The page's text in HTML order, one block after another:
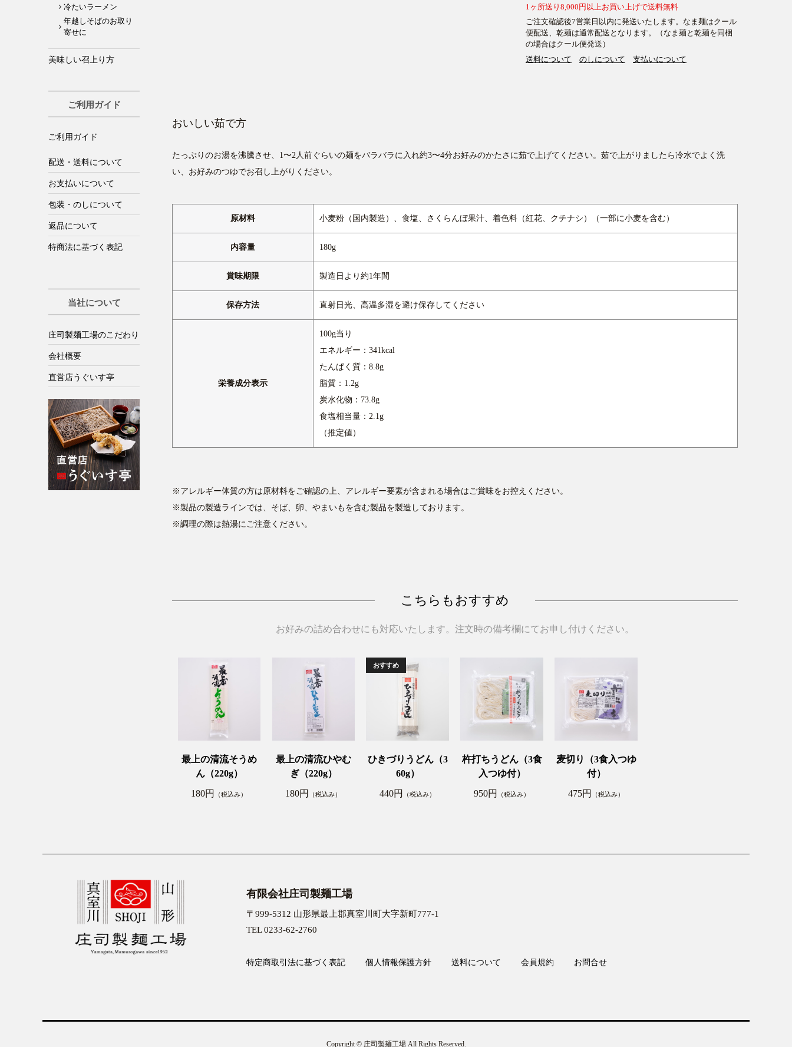
1ヶ所送り8,000円以上お買い上げで送料無料
ご注文確認後7営業日以内に発送いたします。なま麺はクール
便配送、乾麺は通常配送となります。（なま麺と乾麺を同梱
の場合はクール便発送）
送料について
のしについて 支払いについて
おいしい茹で方
たっぷりのお湯を沸騰させ、1〜2人前ぐらいの麺をバラバラに入れ約3〜4分お好みのかたさに茹で上げてください。茹で上がりましたら冷水でよく洗
い、お好みのつゆでお召し上がりください。
原材料 小麦粉（国内製造）、食塩、さくらんぼ果汁、着色料（紅花、クチナシ）（一部に小麦を含む）
内容量 180g
賞味期限 製造日より約1年間
保存方法 直射日光、高温多湿を避け保存してください
栄養成分表示
100g当り
エネルギー：341kcal
たんぱく質：8.8g
脂質：1.2g
炭水化物：73.8g
食塩相当量：2.1g
（推定値）
※アレルギー体質の方は原材料をご確認の上、アレルギー要素が含まれる場合はご賞味をお控えください。
※製品の製造ラインでは、そば、卵、やまいもを含む製品を製造しております。
※調理の際は熱湯にご注意ください。
こちらもおすすめ
お好みの詰め合わせにも対応いたします。注文時の備考欄にてお申し付けください。
最上の清流そうめ
ん（220g）
180円
（税込み）
最上の清流ひやむ
ぎ（220g）
180円
（税込み）
ひきづりうどん（3
60g）
440円
（税込み）
杵打ちうどん（3食
入つゆ付）
950円
（税込み）
麦切り（3食入つゆ
付）
475円
（税込み）
冷たいラーメン
年越しそばのお取り
寄せに
美味しい召上り方
ご利用ガイド
ご利用ガイド
配送・送料について
お支払いについて
包装・のしについて
返品について
特商法に基づく表記
当社について
庄司製麺工場のこだわり
会社概要
直営店うぐいす亭
有限会社庄司製麺工場
〒999-5312 山形県最上郡真室川町大字新町777-1
TEL 0233-62-2760
特定商取引法に基づく表記 個人情報保護方針 送料について 会員規約 お問合せ
Copyright © 庄司製麺工場 All Rights Reserved.